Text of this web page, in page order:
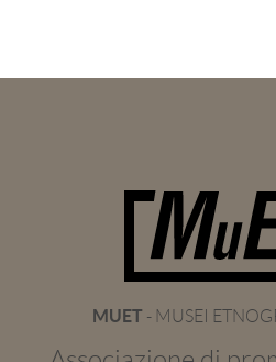
MUET - MUSEI